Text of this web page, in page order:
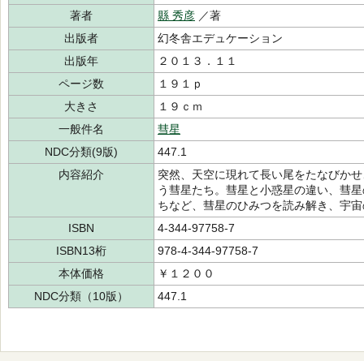
著者
縣 秀彦 ／著
出版者
幻冬舎エデュケーション
出版年
２０１３．１１
ページ数
１９１ｐ
大きさ
１９ｃｍ
一般件名
彗星
NDC分類(9版)
447.1
内容紹介
突然、天空に現れて長い尾をたなびか
う彗星たち。彗星と小惑星の違い、彗
ちなど、彗星のひみつを読み解き、宇
ISBN
4-344-97758-7
ISBN13桁
978-4-344-97758-7
本体価格
￥１２００
NDC分類（10版）
447.1